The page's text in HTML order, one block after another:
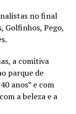
no final
Golfinhos, Pego,
a comitiva
parque de
anos” e com
a beleza e a